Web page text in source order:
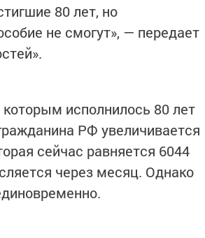
80 лет, но
не смогут», — передает
исполнилось 80 лет
РФ увеличивается
сейчас равняется 6044
через месяц. Однако